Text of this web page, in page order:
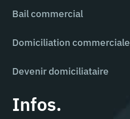
Bail commercial
Domiciliation commerciale
Devenir domiciliataire
Infos.